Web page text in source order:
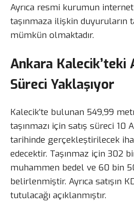
Ayrıca resmi kurumun
taşınmaza ilişkin duyuruların
mümkün olmaktadır.
Ankara Kalecik’teki
Süreci Yaklaşıyor
Kalecik’te bulunan 549,99
taşınmazı için satış süreci 10
tarihinde gerçekleştirilecek
edecektir. Taşınmaz için 302
muhammen bedel ve 60 bin
belirlenmiştir. Ayrıca satışın
tutulacağı açıklanmıştır.